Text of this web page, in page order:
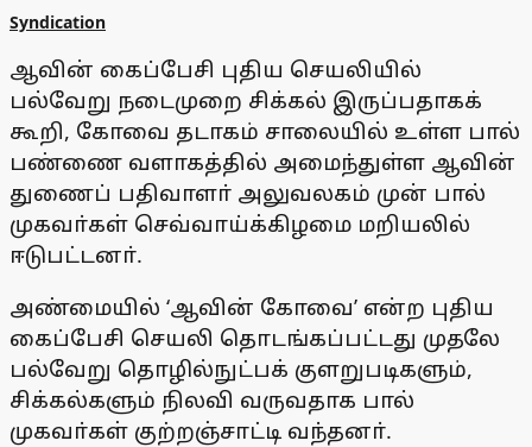
Syndication
ஆவின் கைப்பேசி புதிய செயலியில்
பல்வேறு நடைமுறை சிக்கல் இருப்பதாகக்
கூறி, கோவை தடாகம் சாலையில் உள்ள பால்
பண்ணை வளாகத்தில் அமைந்துள்ள ஆவின்
துணைப் பதிவாளா் அலுவலகம் முன் பால்
முகவா்கள் செவ்வாய்க்கிழமை மறியலில்
ஈடுபட்டனா்.
அண்மையில் ‘ஆவின் கோவை’ என்ற புதிய
கைப்பேசி செயலி தொடங்கப்பட்டது முதலே
பல்வேறு தொழில்நுட்பக் குளறுபடிகளும்,
சிக்கல்களும் நிலவி வருவதாக பால்
முகவா்கள் குற்றஞ்சாட்டி வந்தனா்.